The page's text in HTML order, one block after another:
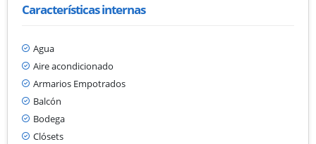
Características internas
Agua
Aire acondicionado
Armarios Empotrados
Balcón
Bodega
Clósets